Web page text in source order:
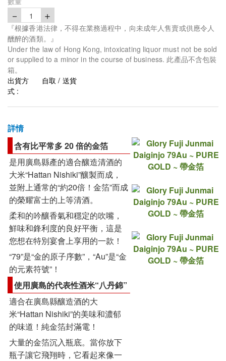
－ 1 ＋
『根據香港法律，不得在業務過程中，向未成年人售賣或供應令人
醺醉的酒類。』
Under the law of Hong Kong, intoxicating liquor must not be sold
or supplied to a minor in the course of business. 此產品不含包裝
箱。
出貨方
式 :
自取 / 送貨
詳情
含有比平常多 20 倍的金箔
是用廣島縣產的適合釀造清酒的
大米“Hattan Nishiki”釀製而成，
並附上通常的“約20倍！金箔”而成
的榮耀富士的上等清酒。
柔和的吟釀香氣和穩定的吹嘴，
鮮味和鋒利度的良好平衡，這是
您想在特別宴會上享用的一款！
“79”是“金的原子序數”，“Au”是“金
的元素符號”！
使用廣島的代表性酒米“八丹錦”
適合在廣島縣釀造酒的大
米“Hattan Nishiki”的美味和濃郁
的味道！ 純金箔封滿電！
大量的金箔沉入瓶底。 當你放下
瓶子讓它飛翔時，它看起來像一